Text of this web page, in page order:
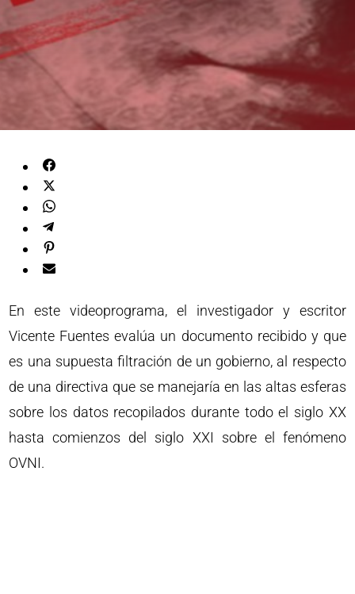
En este videoprograma, el investigador y escritor
Vicente Fuentes evalúa un documento recibido y que
es una supuesta filtración de un gobierno, al respecto
de una directiva que se manejaría en las altas esferas
sobre los datos recopilados durante todo el siglo XX
hasta comienzos del siglo XXI sobre el fenómeno
OVNI.